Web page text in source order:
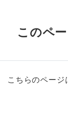
このペ
こちらのページ